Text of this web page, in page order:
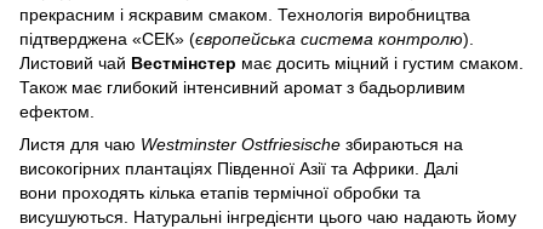
прекрасним і яскравим смаком. Технологія виробництва
підтверджена «СЕК» (європейська система контролю).
Листовий чай Вестмінстер має досить міцний і густим смаком.
Також має глибокий інтенсивний аромат з бадьорливим
ефектом.
Листя для чаю Westminster Ostfriesische збираються на
високогірних плантаціях Південної Азії та Африки. Далі
вони проходять кілька етапів термічної обробки та
висушуються. Натуральні інгредієнти цього чаю надають йому